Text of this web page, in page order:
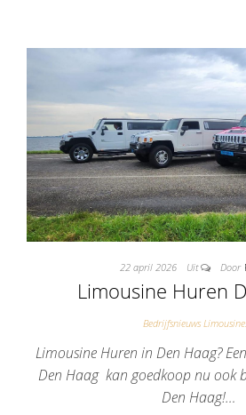
22 april 2026 Uit Door
Limousine Huren
Bedrijfsnieuws
Limousine Huren in Den Haag?
Den Haag kan goedkoop nu ook
Den Haag!…